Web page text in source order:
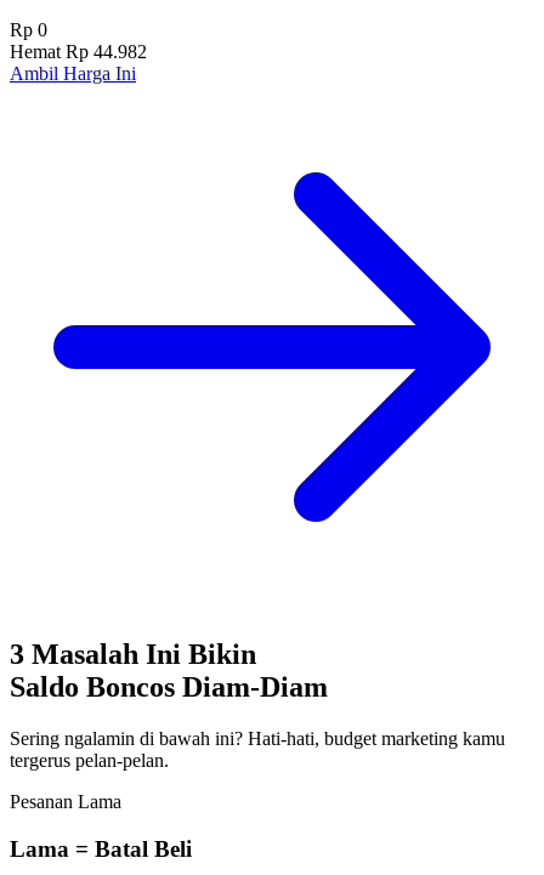
Rp 0
Hemat Rp 44.982
Ambil Harga Ini
3 Masalah Ini Bikin
Saldo Boncos Diam-Diam
Sering ngalamin di bawah ini? Hati-hati, budget marketing kamu
tergerus pelan-pelan.
Pesanan Lama
Lama = Batal Beli